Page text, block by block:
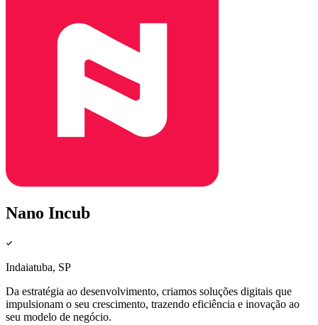
Nano Incub
Indaiatuba, SP
Da estratégia ao desenvolvimento, criamos soluções digitais que
impulsionam o seu crescimento, trazendo eficiência e inovação ao
seu modelo de negócio.